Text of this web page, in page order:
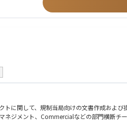
ニケーション（英文の資料作成含む）
に付随する業務
トに関して、規制当局向けの文書作成およ
ネジメント、Commercialなどの部門横断チ